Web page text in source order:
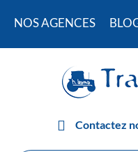
NOS AGENCES
Contactez